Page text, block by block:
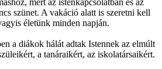
szünet. A vakáció alatt is szeretni kell
életünk minden napján.
a diákok hálát adtak Istennek az elmúlt
a tanáraikért, az iskolatársaikért.